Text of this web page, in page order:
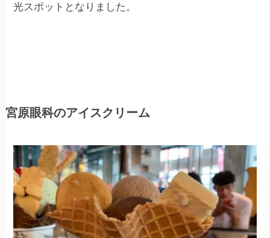
光スポットとなりました。
宮原眼科のアイスクリーム